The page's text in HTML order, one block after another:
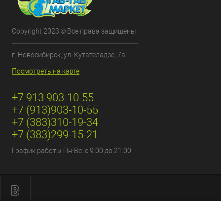
Copyright 2023 © Все права защищены.
г. Новосибирск, ул. Кутателадзе, 7а
Посмотреть на карте
+7 913 903-10-55
+7 (913)903-10-55
+7 (383)310-19-34
+7 (383)299-15-21
График работы Пн-Вс: с 9:00 до 21:00